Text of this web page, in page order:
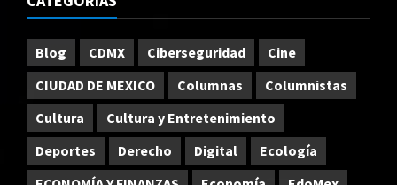
Blog CDMX Ciberseguridad
Cine
CIUDAD DE MEXICO
Columnas
Columnistas
Cultura
Cultura y Entretenimiento
Deportes
Derecho Digital
Ecología